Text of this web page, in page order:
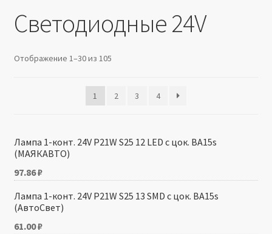
Мой аккаунт
Политика в отношении обработки персональных
Светодиодные 24V
Отображение 1–30 из 105
1 2 3 4
Лампа 1-конт. 24V P21W S25 12 LED с цок. BA15s
(МАЯКАВТО)
97.86₽
Лампа 1-конт. 24V P21W S25 13 SMD с цок. BA15s
(АвтоСвет)
61.00₽